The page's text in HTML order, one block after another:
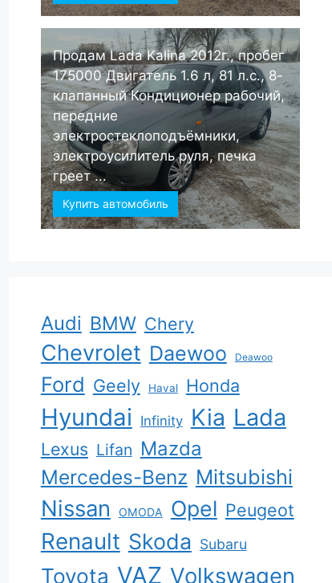
Продам Lada Kalina 2012г., пробег
175000 Двигатель 1.6 л, 81 л.с., 8-
клапанный Кондиционер рабочий,
передние
электростеклоподъёмники,
электроусилитель руля, печка
греет ...
Купить автомобиль
Audi BMW Chery
Chevrolet Daewoo Deawoo
Ford Geely Haval Honda
Hyundai Infinity Kia Lada
Lexus Lifan Mazda
Mercedes-Benz Mitsubishi
Nissan OMODA Opel Peugeot
Renault Skoda Subaru
Toyota VAZ Volkswagen